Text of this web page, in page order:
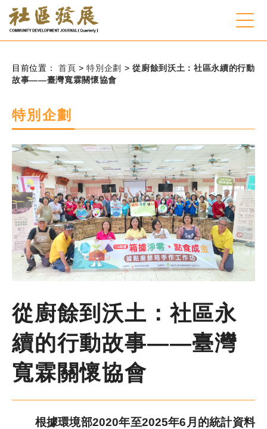
跳到主要內容
常見問題
客服諮詢
後台登入
鍵
字
尋
輸
入
鍵
字
季刊簡介
主題報導
主題座談
特別企劃
目前位置：首頁> 特別企劃 > 從廚餘到沃土：社區永續的行動
故事——臺灣寬霖關懷協會
特別企劃
從廚餘到沃土：社區永
續的行動故事——臺灣
寬霖關懷協會
根據環境部2020年至2025年6月的統計資料